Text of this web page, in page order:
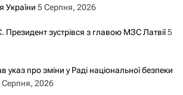
України 5 Серпня, 2026
Президент зустрівся з главою МЗС Латвії5
указ про зміни у Раді національної безпеки
Серпня, 2026